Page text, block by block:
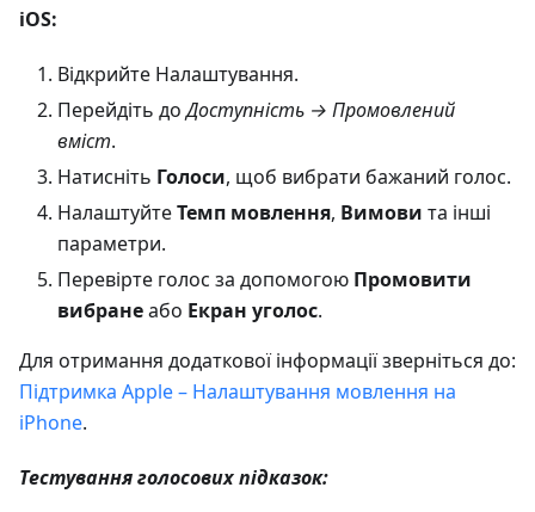
iOS:
Відкрийте Налаштування.
Перейдіть доДоступність → Промовлений
вміст.
Натисніть Голоси, щоб вибрати бажаний голос.
НалаштуйтеТемп мовлення, Вимови та інші
параметри.
Перевірте голос за допомогою Промовити
вибранеабо Екран уголос.
Для отримання додаткової інформації зверніться до:
Підтримка Apple – Налаштування мовлення на
iPhone.
Тестування голосових підказок: